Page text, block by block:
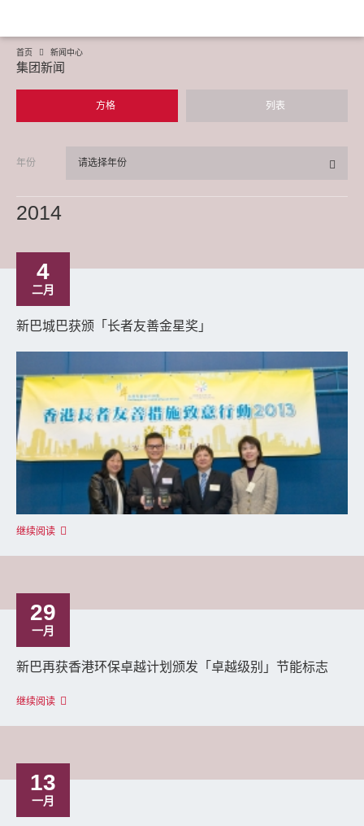
首页 新闻中心
集团新闻
方格 列表
年份 请选择年份
2014
4
二月
新巴城巴获颁「长者友善金星奖」
继续阅读
29
一月
新巴再获香港环保卓越计划颁发「卓越级别」节能标志
继续阅读
13
一月